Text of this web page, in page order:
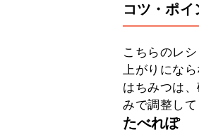
コツ・ポイ
こちらのレ
上がりになら
はちみつは
みで調整して
たべれぽ